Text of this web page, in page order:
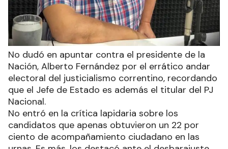
No dudó en apuntar contra el presidente de la
Nación, Alberto Fernández por el errático andar
electoral del justicialismo correntino, recordando
que el Jefe de Estado es además el titular del PJ
Nacional.
No entró en la crítica lapidaria sobre los
candidatos que apenas obtuvieron un 22 por
ciento de acompañamiento ciudadano en las